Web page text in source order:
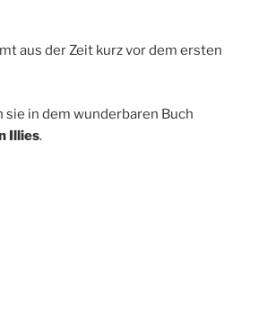
aus der Zeit kurz vor dem ersten
sie in dem wunderbaren Buch
Illies.